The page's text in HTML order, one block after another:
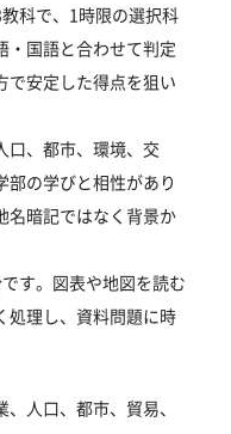
科で、1時限の選択科
・国語と合わせて判定
で安定した得点を狙い
口、都市、環境、交
の学びと相性があり
名暗記ではなく背景か
す。図表や地図を読む
処理し、資料問題に時
人口、都市、貿易、